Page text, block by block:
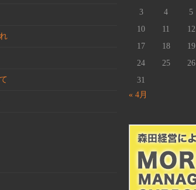
3
4 5
10
11 12
17
18 19
24
25 26
31
« 4月